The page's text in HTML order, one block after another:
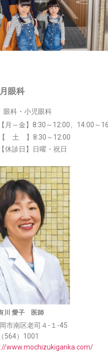
眼科
眼科・小児眼科
【月～金】8:30～12:00、14:00～
【 土 】8:30～12:00
【休診日】日曜・祝日
川 愛子 医師
岡市南区老司４-１-45
）1001
www.mochizukiganka.com/